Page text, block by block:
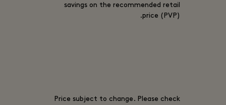
savings on the recommended retail
price (PVP).
Price subject to change. Please check